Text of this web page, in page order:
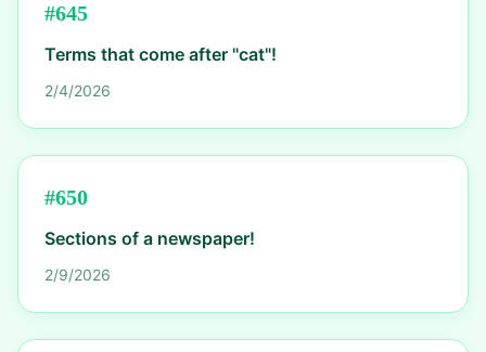
#645
Terms that come after "cat"!
2/4/2026
#650
Sections of a newspaper!
2/9/2026